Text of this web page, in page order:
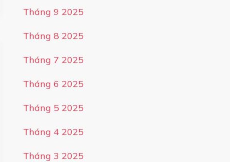
Tháng 9 2025
Tháng 8 2025
Tháng 7 2025
Tháng 6 2025
Tháng 5 2025
Tháng 4 2025
Tháng 3 2025